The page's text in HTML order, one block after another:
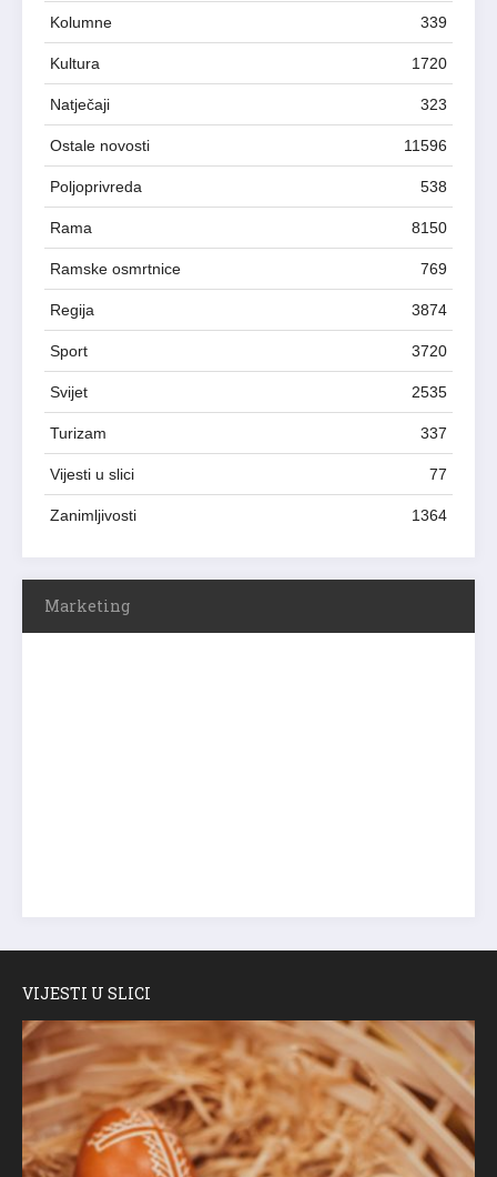
Kolumne 339
Kultura 1720
Natječaji 323
Ostale novosti 11596
Poljoprivreda 538
Rama 8150
Ramske osmrtnice 769
Regija 3874
Sport 3720
Svijet 2535
Turizam 337
Vijesti u slici 77
Zanimljivosti 1364
Marketing
VIJESTI U SLICI